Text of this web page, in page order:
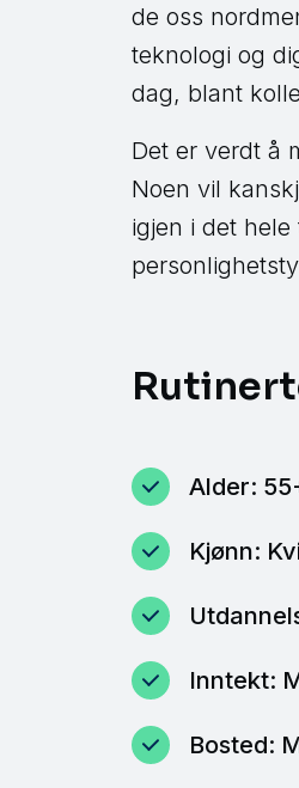
de oss
teknologi og
dag, blant
Det er verdt å
Noen vil
igjen i det
Alder:
Kjønn:
Inntekt:
Bosted: